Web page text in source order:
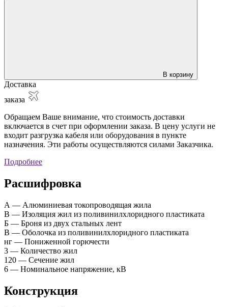
В корзину
Доставка
заказа
Обращаем Ваше внимание, что стоимость доставки
включается в счет при оформлении заказа. В цену услуги не
входит разгрузка кабеля или оборудования в пункте
назначения. Эти работы осуществляются силами Заказчика.
Подробнее
Расшифровка
А — Алюминиевая токопроводящая жила
В — Изоляция жил из поливинилхлоридного пластиката
Б — Броня из двух стальных лент
В — Оболочка из поливинилхлоридного пластиката
нг — Пониженной горючести
3 — Количество жил
120 — Сечение жил
6 — Номинальное напряжение, кВ
Конструкция